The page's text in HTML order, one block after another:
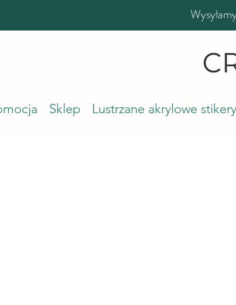
Sklep Lustrzane akrylowe stikery